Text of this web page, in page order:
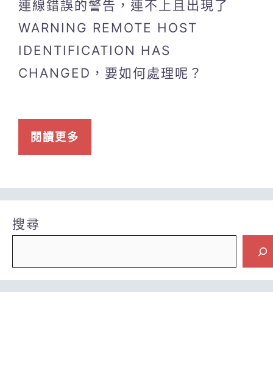
連線錯誤的警告，連不上且出現了
WARNING REMOTE HOST
IDENTIFICATION HAS
CHANGED，要如何處理呢？
閱讀更多
搜尋